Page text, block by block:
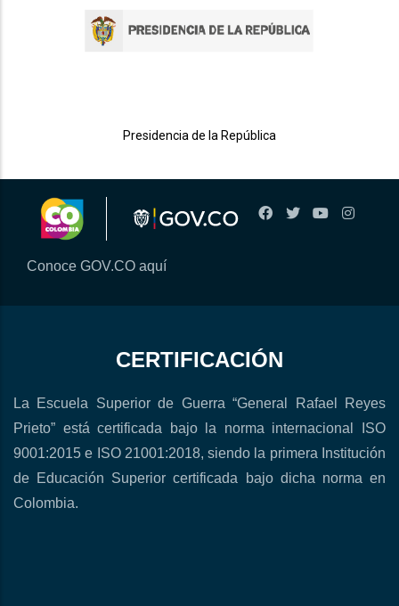
Presidencia de la República
Conoce GOV.CO aquí
CERTIFICACIÓN
La Escuela Superior de Guerra “General Rafael Reyes
Prieto” está certificada bajo la norma internacional ISO
9001:2015 e ISO 21001:2018, siendo la primera Institución
de Educación Superior certificada bajo dicha norma en
Colombia.